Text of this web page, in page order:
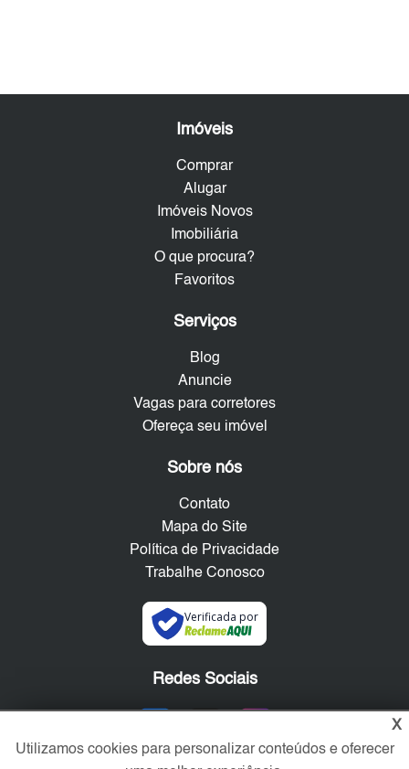
Imóveis
Comprar
Alugar
Imóveis Novos
Imobiliária
O que procura?
Favoritos
Serviços
Blog
Anuncie
Vagas para corretores
Ofereça seu imóvel
Sobre nós
Contato
Mapa do Site
Política de Privacidade
Trabalhe Conosco
Verificada por
Redes Sociais
X
Utilizamos cookies para personalizar conteúdos e oferecer